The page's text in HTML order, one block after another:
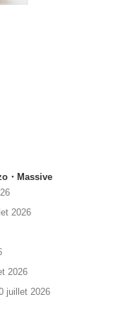
・Massive
2026
2026
juillet 2026